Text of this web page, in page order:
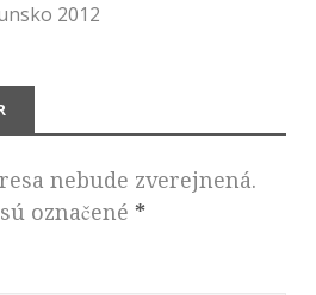
2012
nebude zverejnená.
označené *